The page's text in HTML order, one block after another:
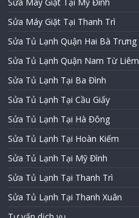
Sửa Máy Giặt Tại Thanh Trì
Sửa Tủ Lạnh Quận Hai Bà Trưng
Sửa Tủ Lạnh Quận Nam Từ Liêm
Sửa Tủ Lạnh Tại Ba Đình
Sửa Tủ Lạnh Tại Cầu Giấy
Sửa Tủ Lạnh Tại Hà Đông
Sửa Tủ Lạnh Tại Hoàn Kiếm
Sửa Tủ Lạnh Tại Mỹ Đình
Sửa Tủ Lạnh Tại Thanh Trì
Sửa Tủ Lạnh Tại Thanh Xuân